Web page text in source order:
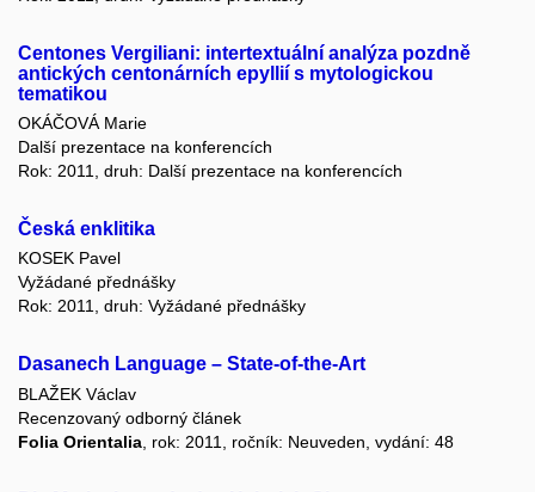
Centones Vergiliani: intertextuální analýza pozdně
antických centonárních epyllií s mytologickou
tematikou
OKÁČOVÁ Marie
Další prezentace na konferencích
Rok: 2011, druh: Další prezentace na konferencích
Česká enklitika
KOSEK Pavel
Vyžádané přednášky
Rok: 2011, druh: Vyžádané přednášky
Dasanech Language – State-of-the-Art
BLAŽEK Václav
Recenzovaný odborný článek
Folia Orientalia , rok: 2011, ročník: Neuveden, vydání: 48